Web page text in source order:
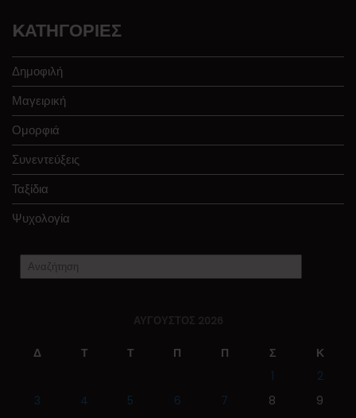
KΑΤΗΓΟΡΊΕΣ
Δημοφιλή
Μαγειρική
Ομορφιά
Συνεντεύξεις
Ταξίδια
Ψυχολογία
ΑΎΓΟΥΣΤΟΣ 2026
Δ Τ Τ Π Π Σ
Κ
1
2
3
4 5 6 7 8
9